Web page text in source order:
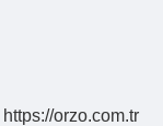
https://orzo.com.tr